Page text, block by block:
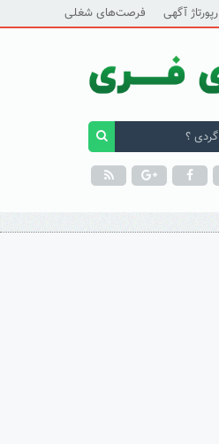
رپورتاژ آگهی فرصت‌های شغلی